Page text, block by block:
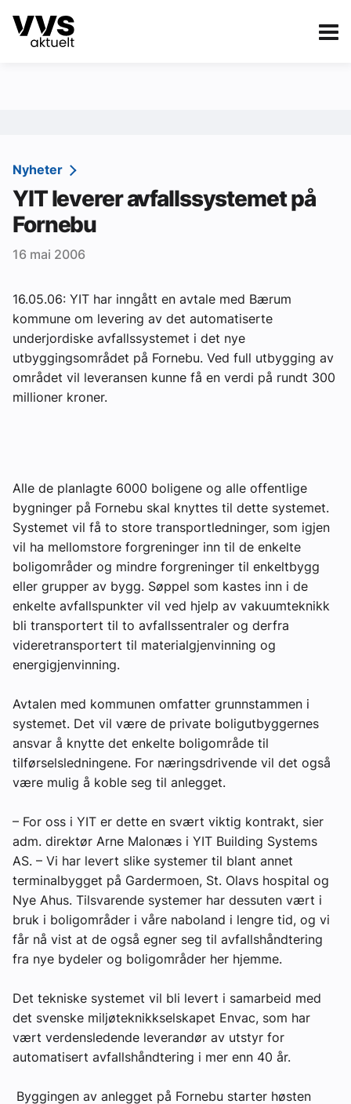
Kategorier
Sanitær
Ventilasjon
Varme og energi
Vann og avløp
Aktuelle prosjekter
Om VVS Aktuelt
Kontakt oss:
Kontakt oss
Tips oss
eBlad
Nyheter
YIT leverer avfallssystemet på
Fornebu
16 mai 2006
16.05.06: YIT har inngått en avtale med Bærum
kommune om levering av det automatiserte
underjordiske avfallssystemet i det nye
utbyggingsområdet på Fornebu. Ved full utbygging av
området vil leveransen kunne få en verdi på rundt 300
millioner kroner.
Alle de planlagte 6000 boligene og alle offentlige
bygninger på Fornebu skal knyttes til dette systemet.
Systemet vil få to store transportledninger, som igjen
vil ha mellomstore forgreninger inn til de enkelte
boligområder og mindre forgreninger til enkeltbygg
eller grupper av bygg. Søppel som kastes inn i de
enkelte avfallspunkter vil ved hjelp av vakuumteknikk
bli transportert til to avfallssentraler og derfra
videretransportert til materialgjenvinning og
energigjenvinning.
Avtalen med kommunen omfatter grunnstammen i
systemet. Det vil være de private boligutbyggernes
ansvar å knytte det enkelte boligområde til
tilførselsledningene. For næringsdrivende vil det også
være mulig å koble seg til anlegget.
– For oss i YIT er dette en svært viktig kontrakt, sier
adm. direktør Arne Malonæs i YIT Building Systems
AS. – Vi har levert slike systemer til blant annet
terminalbygget på Gardermoen, St. Olavs hospital og
Nye Ahus. Tilsvarende systemer har dessuten vært i
bruk i boligområder i våre naboland i lengre tid, og vi
får nå vist at de også egner seg til avfallshåndtering
fra nye bydeler og boligområder her hjemme.
Det tekniske systemet vil bli levert i samarbeid med
det svenske miljøteknikkselskapet Envac, som har
vært verdensledende leverandør av utstyr for
automatisert avfallshåndtering i mer enn 40 år.
Byggingen av anlegget på Fornebu starter høsten